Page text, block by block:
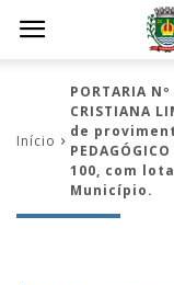
Início
PORTARIA
CRISTIANA
de
100, com
Município.